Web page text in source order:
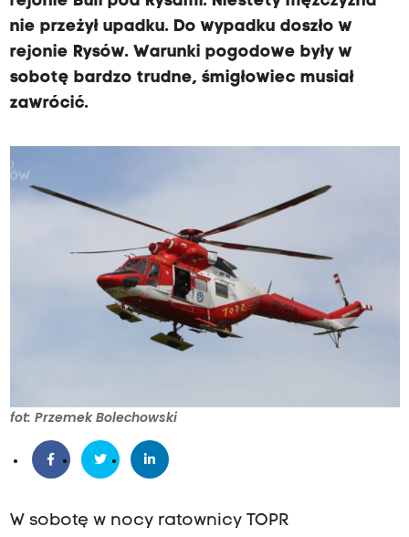
nie przeżył upadku. Do wypadku doszło w
rejonie Rysów. Warunki pogodowe były w
sobotę bardzo trudne, śmigłowiec musiał
zawrócić.
fot: Przemek Bolechowski
W sobotę w nocy ratownicy TOPR